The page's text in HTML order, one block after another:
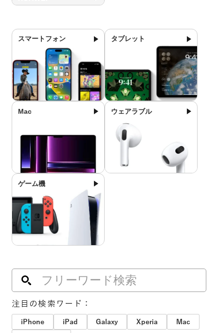
スマートフォン タブレット
Mac ウェアラブル
ゲーム機
注目の検索ワード：
iPhone iPad Galaxy Xperia
Mac